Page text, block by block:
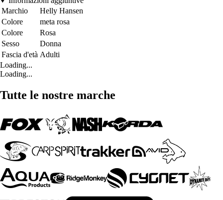
Marchio
Helly Hansen
Colore
meta rosa
Colore
Rosa
Sesso
Donna
Fascia d'età Adulti
Loading...
Loading...
Tutte le nostre marche